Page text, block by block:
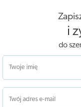
i
do